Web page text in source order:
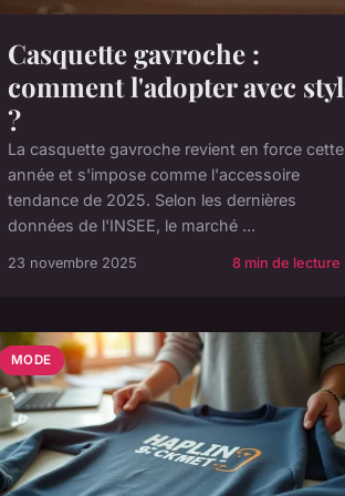
Casquette gavroche :
comment l'adopter avec
?
La casquette gavroche revient en force cette
année et s'impose comme l'accessoire
tendance de 2025. Selon les dernières
données de l'INSEE, le marché ...
23 novembre 2025 8 min de
MODE